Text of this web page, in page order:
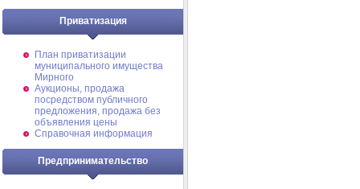
Приватизация
План приватизации
муниципального имущества
Мирного
Аукционы, продажа
посредством публичного
предложения, продажа без
объявления цены
Справочная информация
Предпринимательство